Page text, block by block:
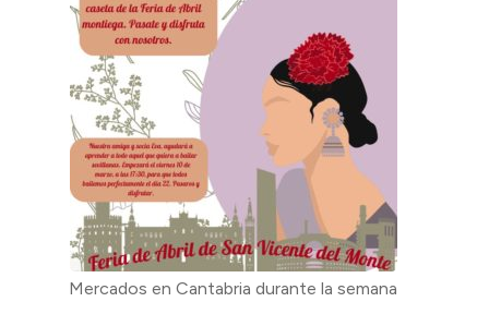
Mercados en Cantabria durante la semana